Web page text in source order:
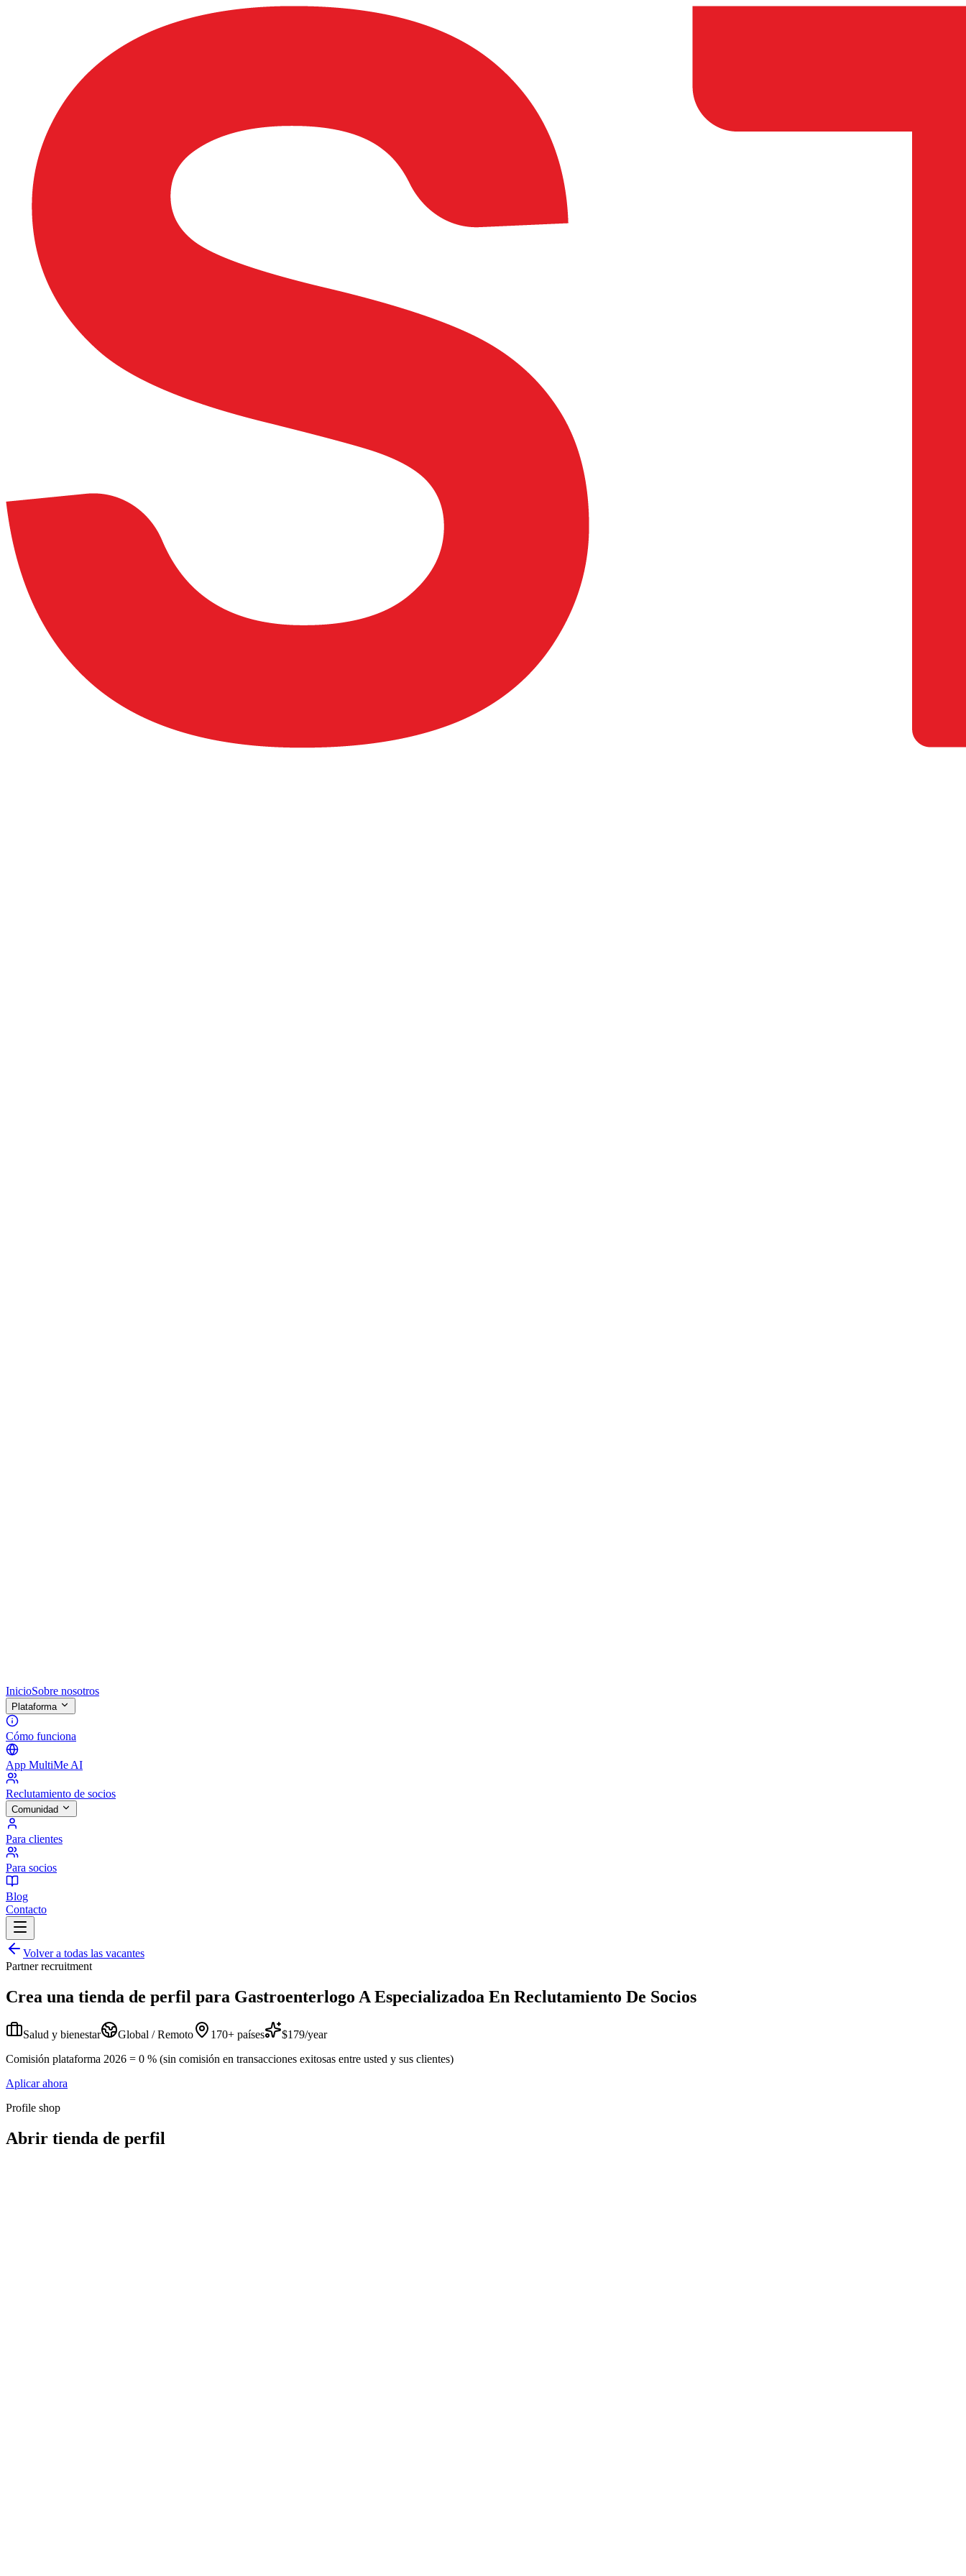
InicioSobre nosotros
Plataforma
Cómo funciona
App MultiMe AI
Reclutamiento de socios
Comunidad
Para clientes
Para socios
Blog
Contacto
Volver a todas las vacantes
Partner recruitment
Crea una tienda de perfil para Gastroenterlogo A Especializadoa En Reclutamiento De Socios
Salud y bienestar Global / Remoto 170+ países
$179/year
Comisión plataforma 2026 = 0 % (sin comisión en transacciones exitosas entre usted y sus clientes)
Aplicar ahora
Profile shop
Abrir tienda de perfil